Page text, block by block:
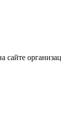
сайте